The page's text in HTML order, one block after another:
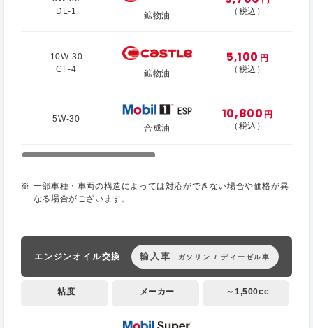
DL-1
鉱物油
（税込）
10W-30
CF-4
鉱物油
5,100 円
（税込）
5W-30
合成油
10,800 円
（税込）
一部車種・車両の構造によっては対応ができない場合や価格が異
なる場合がございます。
エンジンオイル交換 輸入車 ガソリン / ディーゼル車
粘度 メーカー ～1,500cc